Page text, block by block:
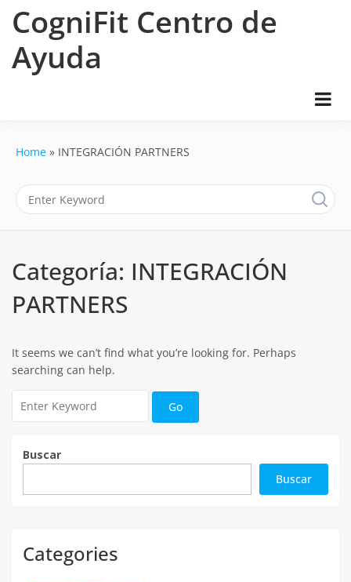
CogniFit Centro de
Ayuda
Home INTEGRACIÓN PARTNERS
Categoría: INTEGRACIÓN
PARTNERS
It seems we can’t find what you’re looking for. Perhaps
searching can help.
Buscar
Buscar
Categories